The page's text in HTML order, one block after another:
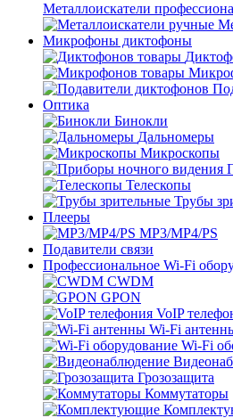
Металлоискатели
Микрофоны диктофоны
Оптика
Бинокли
Дальномеры
Микроскопы
Телескопы
Трубы
Плееры
MP3/MP4/PS
Подавители связи
Профессиональное Wi-Fi
CWDM
GPON
VoIP
Wi-Fi
Wi-Fi
Грозозащита
Коммутаторы